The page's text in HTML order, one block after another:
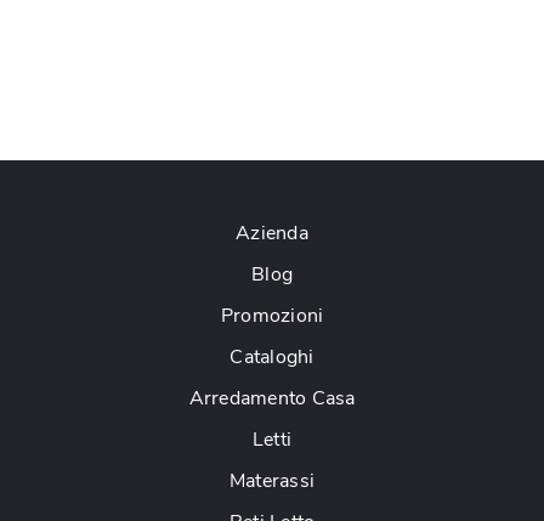
Azienda
Blog
Promozioni
Cataloghi
Arredamento Casa
Letti
Materassi